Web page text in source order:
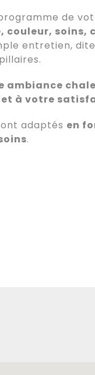
de
couleur, soins,
entretien,
ambiance
à votre
adaptés en
.